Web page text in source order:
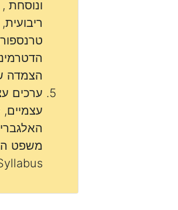
הצמדה
ערכים
עצמיים,
משפט